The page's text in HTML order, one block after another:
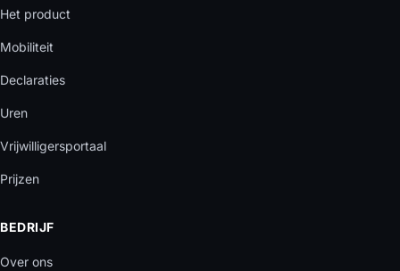
Het product
Mobiliteit
Declaraties
Uren
Vrijwilligersportaal
Prijzen
BEDRIJF
Over ons